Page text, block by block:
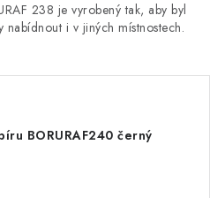
238 je vyrobený tak, aby byl
nabídnout i v jiných místnostech.
BORURAF240 černý